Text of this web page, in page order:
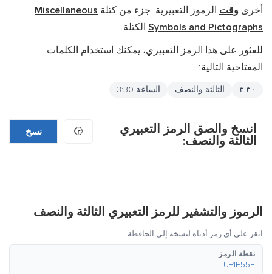
أخرى وقت الرموز التعبيرية. جزء من كتلة Miscellaneous
Symbols and Pictographs الكتلة.
للعثور على هذا الرمز التعبيري، يمكنك استخدام الكلمات
المفتاحية التالية:
٣:٣٠ الثالثة والنصف الساعة 3:30
انسخ والصق الرمز التعبيري
الثالثة والنصف:
🕞 نسخ
الرموز والتشفير للرمز التعبيري الثالثة والنصف
انقر على أي رمز أدناه لنسخه إلى الحافظة.
نقطة الرمز
U+1F55E